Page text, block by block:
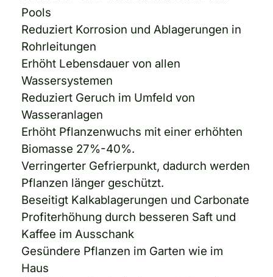
Pools
Reduziert Korrosion und Ablagerungen in
Rohrleitungen
Erhöht Lebensdauer von allen
Wassersystemen
Reduziert Geruch im Umfeld von
Wasseranlagen
Erhöht Pflanzenwuchs mit einer erhöhten
Biomasse 27%-40%.
Verringerter Gefrierpunkt, dadurch werden
Pflanzen länger geschützt.
Beseitigt Kalkablagerungen und Carbonate
Profiterhöhung durch besseren Saft und
Kaffee im Ausschank
Gesündere Pflanzen im Garten wie im
Haus